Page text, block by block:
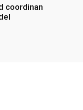
coordinan